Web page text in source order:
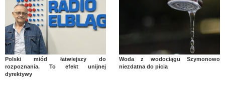
Polski miód łatwiejszy do
rozpoznania. To efekt unijnej
dyrektywy
Woda z wodociągu Szymonowo
niezdatna do picia